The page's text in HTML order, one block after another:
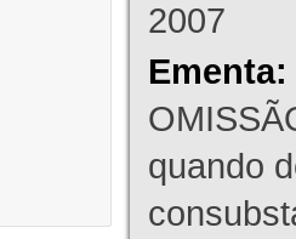
2007
Ementa:
quando